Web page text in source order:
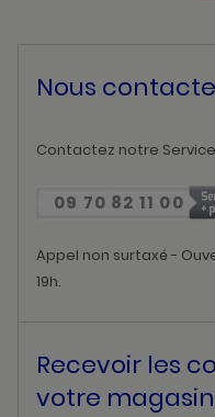
Nous
Contactez notre
09 70 82 11 00
Appel non surtaxé -
19h.
Recevoir les
votre magasin